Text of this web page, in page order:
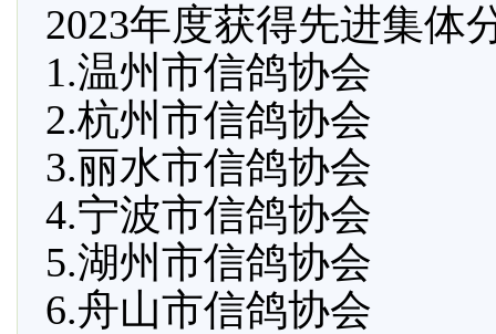
2023年度获得先进集体
1.温州市信鸽协会
2.杭州市信鸽协会
3.丽水市信鸽协会
4.宁波市信鸽协会
5.湖州市信鸽协会
6.舟山市信鸽协会